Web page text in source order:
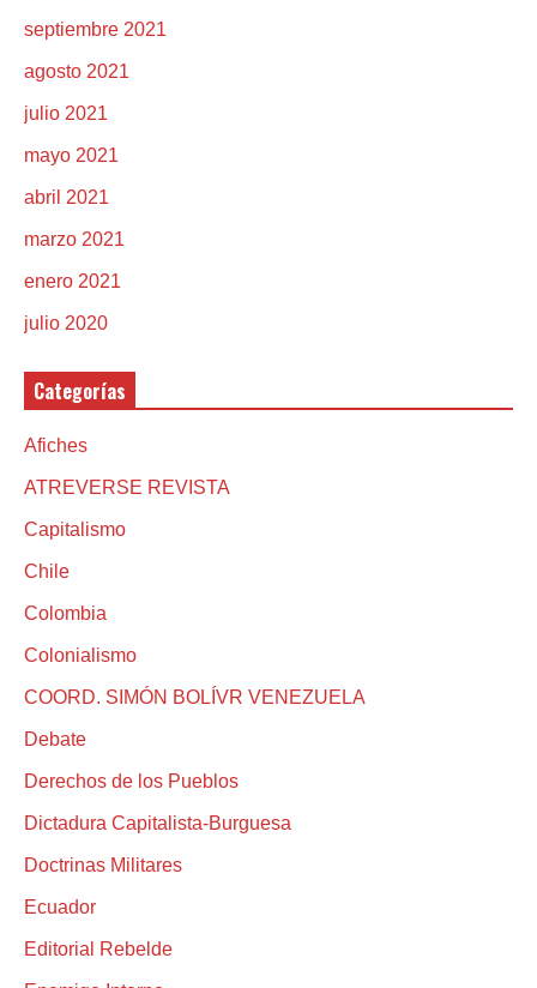
septiembre 2021
agosto 2021
julio 2021
mayo 2021
abril 2021
marzo 2021
enero 2021
julio 2020
Categorías
Afiches
ATREVERSE REVISTA
Capitalismo
Chile
Colombia
Colonialismo
COORD. SIMÓN BOLÍVR VENEZUELA
Debate
Derechos de los Pueblos
Dictadura Capitalista-Burguesa
Doctrinas Militares
Ecuador
Editorial Rebelde